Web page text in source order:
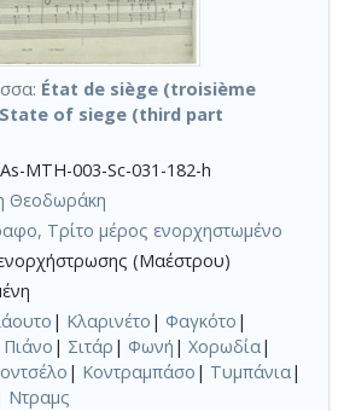
État de siège (troisième
of siege (third part
MTH-003-Sc-031-182-h
Θεοδωράκη
Τρίτο μέρος ενορχηστωμένο
(Μαέστρου)
| Κλαρινέτο | Φαγκότο |
Πιάνο | Σιτάρ | Φωνή | Χορωδία|
| Κοντραμπάσο | Τυμπάνια|
Ντραμς